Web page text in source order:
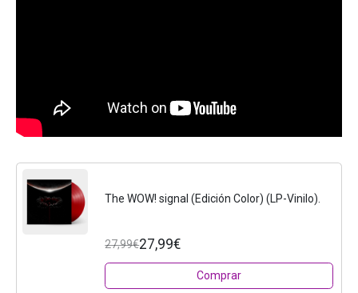
The WOW! signal (Edición Color) (LP-Vinilo).
27,99€27,99€
Comprar